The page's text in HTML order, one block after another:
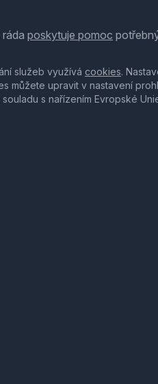
poskytuje pomoc
služeb využívá cookies.
můžete upravit v nastavení
s nařízením Evropské